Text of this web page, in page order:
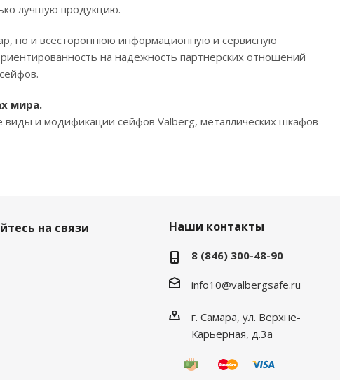
лучшую продукцию.
но и всестороннюю информационную и сервисную
на надежность партнерских отношений
мира.
и модификации сейфов Valberg, металлических шкафов
на связи Наши контакты
8 (846) 300-48-90
info10@valbergsafe.ru
г. Самара, ул. Верхне-
Карьерная, д.3а